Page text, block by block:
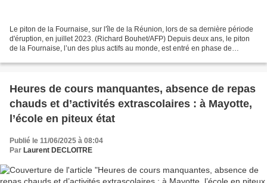
Le piton de la Fournaise, sur l'île de la Réunion, lors de sa dernière période
d'éruption, en juillet 2023. (Richard Bouhet/AFP) Depuis deux ans, le piton
de la Fournaise, l’un des plus actifs au monde, est entré en phase de
Heures de cours manquantes, absence de repas
chauds et d’activités extrascolaires : à Mayotte,
l’école en piteux état
Publié le 11/06/2025 à 08:04
Par Laurent DECLOITRE